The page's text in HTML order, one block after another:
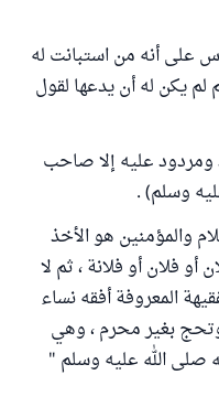
على أنه من استبانت له
يكن له أن يدعها لقول
ومردود عليه إلا صاحب
وسلم) .
والمؤمنين هو الأخذ
فلان أو فلانة ، ثم لا
المعروفة أفقه نساء
وتحج بغير محرم ، وهي
صلى الله عليه وسلم "